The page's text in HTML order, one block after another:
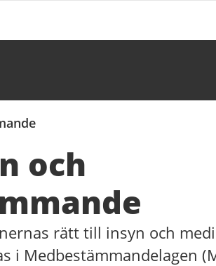
och
rätt till insyn och
i Medbestämmandelagen